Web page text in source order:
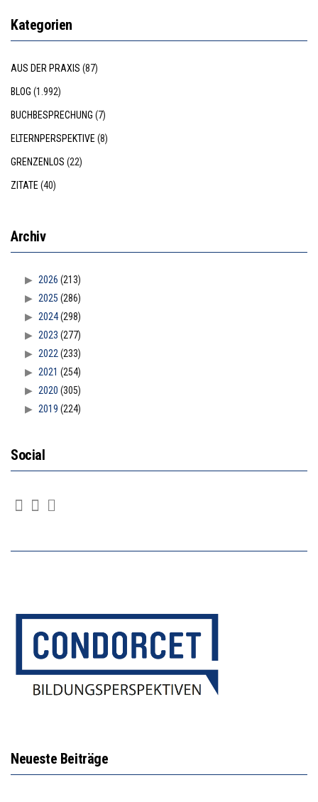
Kategorien
AUS DER PRAXIS (87)
BLOG (1.992)
BUCHBESPRECHUNG (7)
ELTERNPERSPEKTIVE (8)
GRENZENLOS (22)
ZITATE (40)
Archiv
2026 (213)
2025 (286)
2024(298)
2023 (277)
2022 (233)
2021 (254)
2020 (305)
2019 (224)
Social
Neueste Beiträge